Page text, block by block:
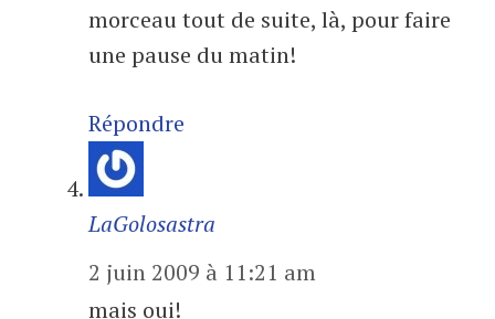
morceau tout de suite, là, pour faire
une pause du matin!
Répondre
LaGolosastra
2 juin 2009 à 11:21 am
mais oui!